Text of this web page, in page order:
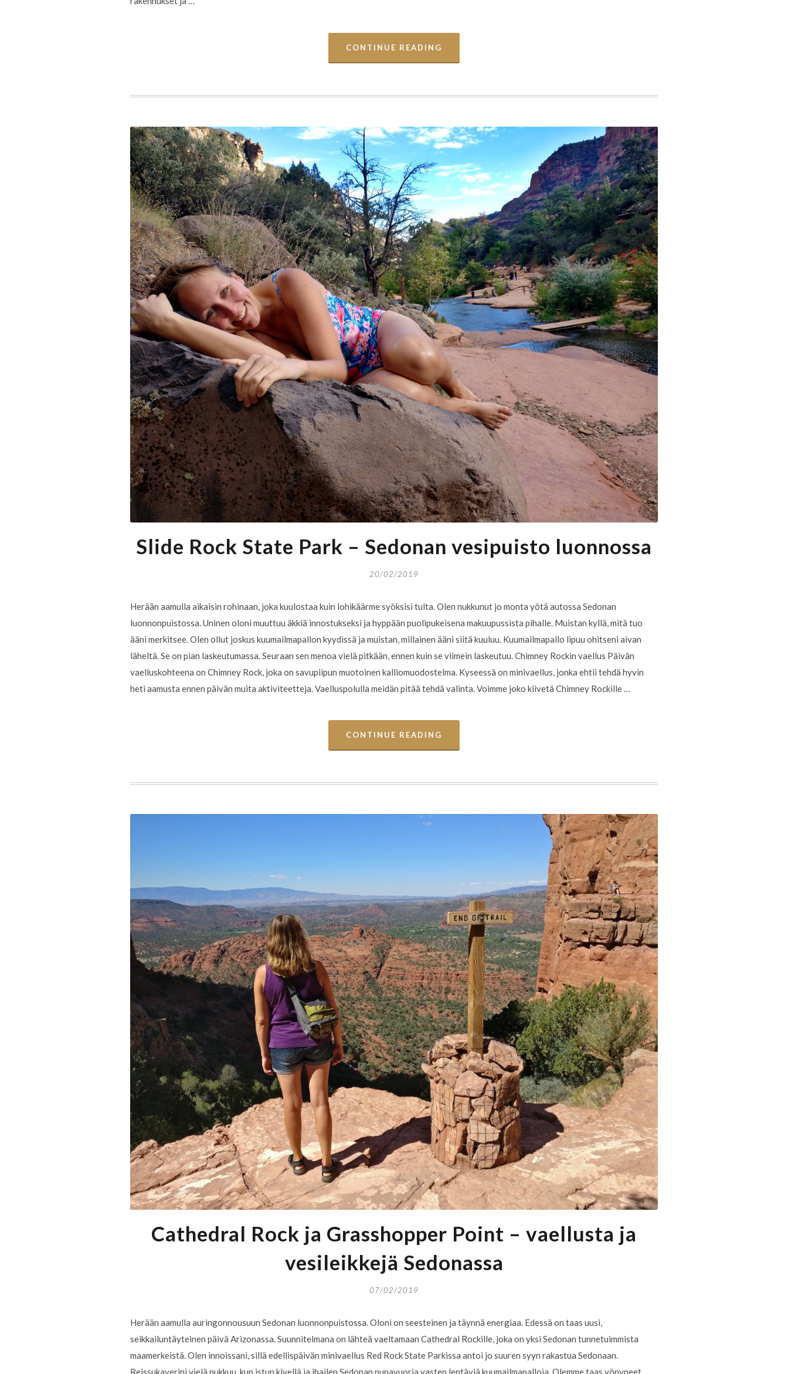
CONTINUE READING
Slide Rock State Park – Sedonan vesipuisto luonnossa
20/02/2019
Herään aamulla aikaisin rohinaan, joka kuulostaa kuin lohikäärme syöksisi tulta. Olen nukkunut jo monta yötä autossa Sedonan
luonnonpuistossa. Uninen oloni muuttuu äkkiä innostukseksi ja hyppään puolipukeisena makuupussista pihalle. Muistan kyllä, mitä tuo
ääni merkitsee. Olen ollut joskus kuumailmapallon kyydissä ja muistan, millainen ääni siitä kuuluu. Kuumailmapallo lipuu ohitseni aivan
läheltä. Se on pian laskeutumassa. Seuraan sen menoa vielä pitkään, ennen kuin se viimein laskeutuu. Chimney Rockin vaellus Päivän
vaelluskohteena on Chimney Rock, joka on savupiipun muotoinen kalliomuodostelma. Kyseessä on minivaellus, jonka ehtii tehdä hyvin
heti aamusta ennen päivän muita aktiviteetteja. Vaelluspolulla meidän pitää tehdä valinta. Voimme joko kiivetä Chimney Rockille …
CONTINUE READING
Cathedral Rock ja Grasshopper Point – vaellusta ja
vesileikkejä Sedonassa
07/02/2019
Herään aamulla auringonnousuun Sedonan luonnonpuistossa. Oloni on seesteinen ja täynnä energiaa. Edessä on taas uusi,
seikkailuntäyteinen päivä Arizonassa. Suunnitelmana on lähteä vaeltamaan Cathedral Rockille, joka on yksi Sedonan tunnetuimmista
maamerkeistä. Olen innoissani, sillä edellispäivän minivaellus Red Rock State Parkissa antoi jo suuren syyn rakastua Sedonaan.
Reissukaverini vielä nukkuu, kun istun kivellä ja ihailen Sedonan punavuoria vasten lentäviä kuumailmapalloja. Olemme taas yöpyneet